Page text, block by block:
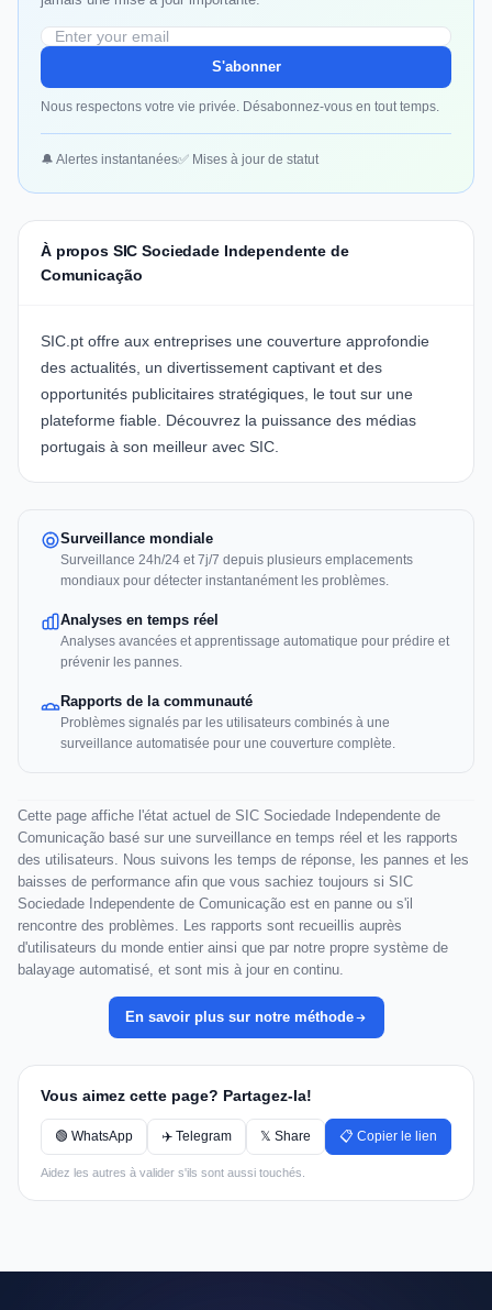
S'abonner
Nous respectons votre vie privée. Désabonnez-vous en tout temps.
🔔 Alertes instantanées✅ Mises à jour de statut
À propos SIC Sociedade Independente de
Comunicação
SIC.pt offre aux entreprises une couverture approfondie
des actualités, un divertissement captivant et des
opportunités publicitaires stratégiques, le tout sur une
plateforme fiable. Découvrez la puissance des médias
portugais à son meilleur avec SIC.
Surveillance mondiale
Surveillance 24h/24 et 7j/7 depuis plusieurs emplacements
mondiaux pour détecter instantanément les problèmes.
Analyses en temps réel
Analyses avancées et apprentissage automatique pour prédire et
prévenir les pannes.
Rapports de la communauté
Problèmes signalés par les utilisateurs combinés à une
surveillance automatisée pour une couverture complète.
Cette page affiche l'état actuel de SIC Sociedade Independente de
Comunicação basé sur une surveillance en temps réel et les rapports
des utilisateurs. Nous suivons les temps de réponse, les pannes et les
baisses de performance afin que vous sachiez toujours si SIC
Sociedade Independente de Comunicação est en panne ou s'il
rencontre des problèmes. Les rapports sont recueillis auprès
d'utilisateurs du monde entier ainsi que par notre propre système de
balayage automatisé, et sont mis à jour en continu.
En savoir plus sur notre méthode
Vous aimez cette page? Partagez-la!
🟢 WhatsApp ✈️ Telegram 𝕏 Share 📋 Copier le lien
Aidez les autres à valider s'ils sont aussi touchés.